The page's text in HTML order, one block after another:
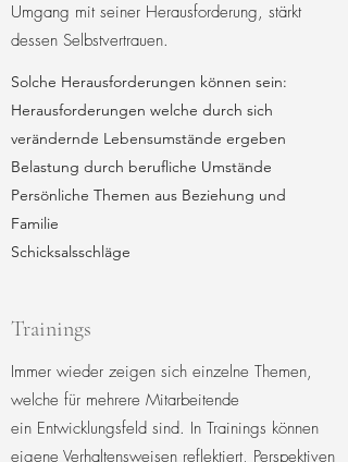
Umgang mit seiner Herausforderung, stärkt
dessen Selbstvertrauen.
Solche Herausforderungen können sein:
Herausforderungen welche durch sich
verändernde Lebensumstände ergeben
Belastung durch berufliche Umstände
Persönliche Themen aus Beziehung und
Familie
Schicksalsschläge
Trainings
Immer wieder zeigen sich einzelne Themen,
welche für mehrere Mitarbeitende
ein Entwicklungsfeld sind. In Trainings können
eigene Verhaltensweisen reflektiert, Perspektiven